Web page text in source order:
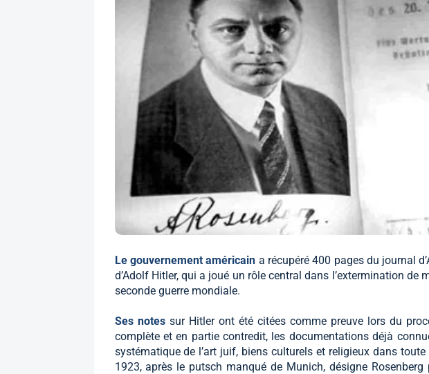
Le gouvernement américain a récupéré 400 pages du journal
d’Adolf Hitler, qui a joué un rôle central dans l’extermination de
seconde guerre mondiale.
Ses notes sur Hitler ont été citées comme preuve lors du
complète et en partie contredit, les documentations déjà
systématique de l’art juif, biens culturels et religieux dans toute
1923, après le putsch manqué de Munich, désigne